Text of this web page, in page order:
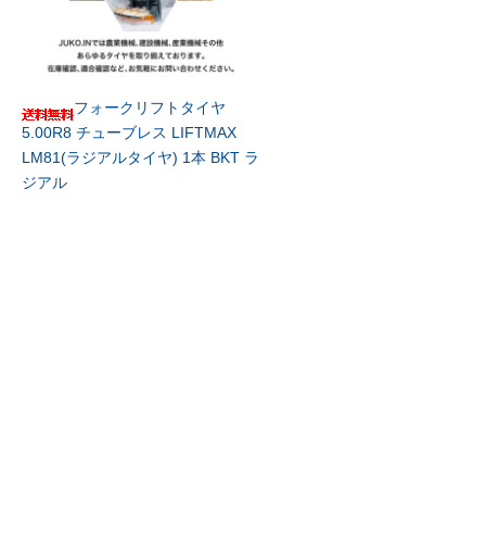
フォークリフトタイヤ
5.00R8 チューブレス LIFTMAX
LM81(ラジアルタイヤ) 1本 BKT ラ
ジアル